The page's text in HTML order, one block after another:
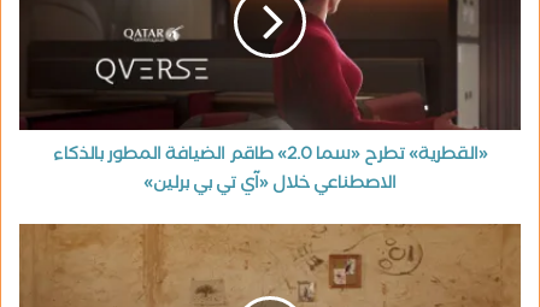
«القطرية» تطرح «سما 2.0» طاقم الضيافة المطور بالذكاء
الاصطناعي خلال «آي تي بي برلين»